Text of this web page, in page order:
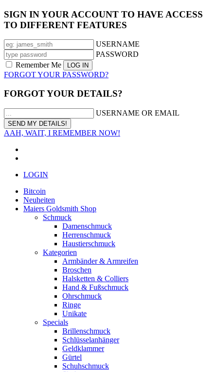
SIGN IN YOUR ACCOUNT TO HAVE ACCESS
TO DIFFERENT FEATURES
USERNAME
PASSWORD
Remember Me
FORGOT YOUR PASSWORD?
FORGOT YOUR DETAILS?
USERNAME OR EMAIL
AAH, WAIT, I REMEMBER NOW!
LOGIN
Bitcoin
Neuheiten
Maiers Goldsmith Shop
Schmuck
Damenschmuck
Herrenschmuck
Haustierschmuck
Kategorien
Armbänder & Armreifen
Broschen
Halsketten & Colliers
Hand & Fußschmuck
Ohrschmuck
Ringe
Unikate
Specials
Brillenschmuck
Schlüsselanhänger
Geldklammer
Gürtel
Schuhschmuck